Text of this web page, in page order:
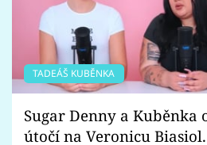
TADEÁŠ KUBĚNKA
Sugar Denny a Kuběnka
útočí na Veronicu Biasiol.